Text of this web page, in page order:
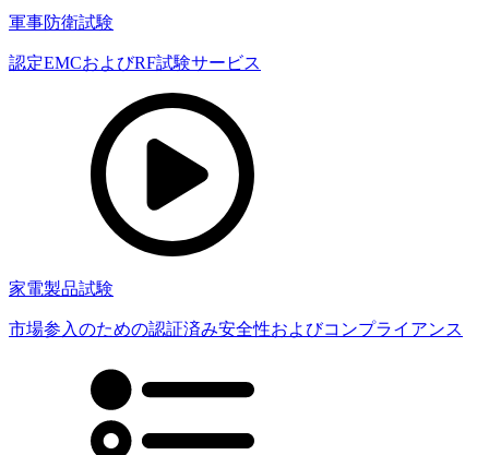
軍事防衛試験
認定EMCおよびRF試験サービス
家電製品試験
市場参入のための認証済み安全性およびコンプライアンス